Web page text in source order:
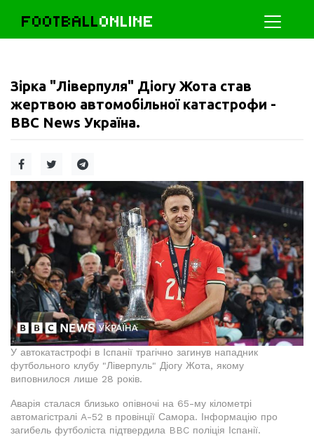
FOOTBALLONLINE
Зірка "Ліверпуля" Діогу Жота став
жертвою автомобільної катастрофи -
BBC News Україна.
У автокатастрофі в Іспанії трагічно загинув нападник
футбольного клубу "Ліверпуль" Діогу Жота, якому
виповнилося лише 28 років.
Аварія сталася близько опівночі на 65-му кілометрі
автомагістралі A-52 в провінції Самора. Інформацію про
загибель футболіста підтвердила BBC поліція Іспанії.